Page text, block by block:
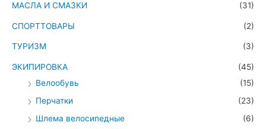
МАСЛА И СМАЗКИ (31)
СПОРТТОВАРЫ (2)
ТУРИЗМ (3)
ЭКИПИРОВКА
(45)
Велообувь
(15)
Перчатки
(23)
Шлема велосипедные
(6)